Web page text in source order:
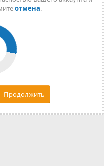
отмена.
Продолжить